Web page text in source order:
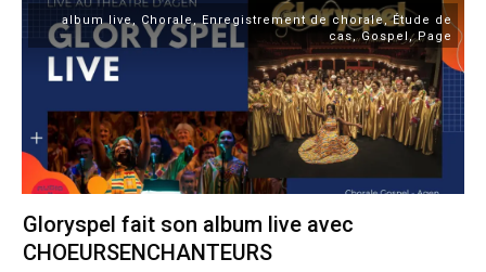
album live, Chorale,Enregistrement de chorale,Étude de
cas,Gospel,Page
Gloryspel fait son album live avec
CHOEURSENCHANTEURS